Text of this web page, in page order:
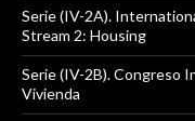
Serie (IV-2A).
Stream 2: Housing
Serie (IV-2B). Congreso
Vivienda